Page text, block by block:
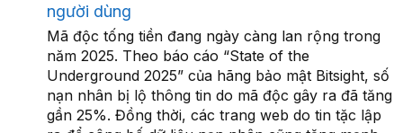
người dùng
Mã độc tống tiền đang ngày càng lan rộng trong
năm 2025. Theo báo cáo “State of the
Underground 2025” của hãng bảo mật Bitsight, số
nạn nhân bị lộ thông tin do mã độc gây ra đã tăng
gần 25%. Đồng thời, các trang web do tin tặc lập